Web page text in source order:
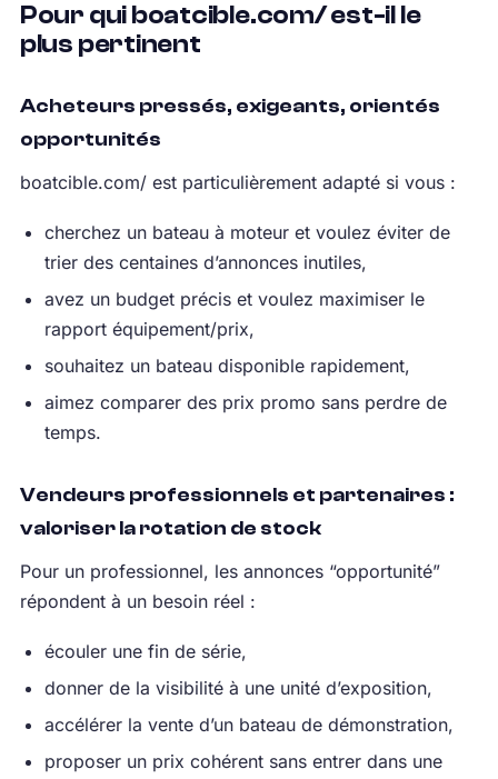
Pour qui boatcible.com/ est-il le
plus pertinent
Acheteurs pressés, exigeants, orientés
opportunités
boatcible.com/ est particulièrement adapté si vous :
cherchez un bateau à moteur et voulez éviter de
trier des centaines d’annonces inutiles,
avez un budget précis et voulez maximiser le
rapport équipement/prix,
souhaitez un bateau disponible rapidement,
aimez comparer des prix promo sans perdre de
temps.
Vendeurs professionnels et partenaires :
valoriser la rotation de stock
Pour un professionnel, les annonces “opportunité”
répondent à un besoin réel :
écouler une fin de série,
donner de la visibilité à une unité d’exposition,
accélérer la vente d’un bateau de démonstration,
proposer un prix cohérent sans entrer dans une